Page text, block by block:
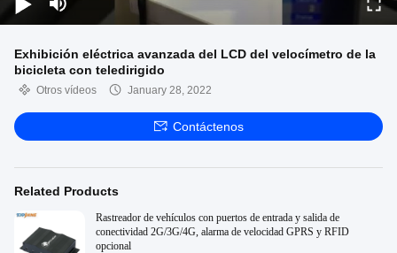
Exhibición eléctrica avanzada del LCD del velocímetro de la
bicicleta con teledirigido
Otros vídeos January 28, 2022
Contáctenos
Related Products
Rastreador de vehículos con puertos de entrada y salida de
conectividad 2G/3G/4G, alarma de velocidad GPRS y RFID
opcional